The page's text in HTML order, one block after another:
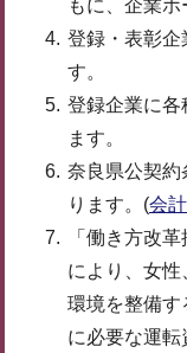
もに、企業ホ
登録・表彰企
す。
登録企業に各
ます。
奈良県公契約
ります。(会
「働き方改
により、女
環境を整備す
に必要な運